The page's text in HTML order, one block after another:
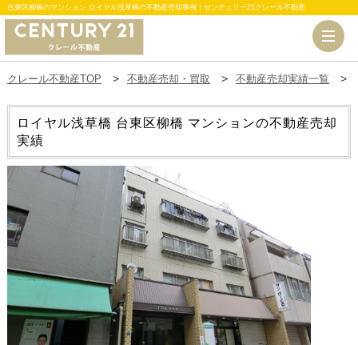
台東区柳橋のマンション ロイヤル浅草橋の不動産売却事例｜センチュリー21クレール不動産
クレール不動産TOP 不動産売却・買取 不動産売却実績一覧
ロイヤル浅草橋 台東区柳橋 マンションの不動産売却
実績